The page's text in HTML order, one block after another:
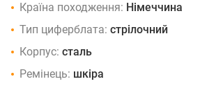
Країна походження: Німеччина
Тип циферблата: стрілочний
Корпус: сталь
Ремінець: шкіра